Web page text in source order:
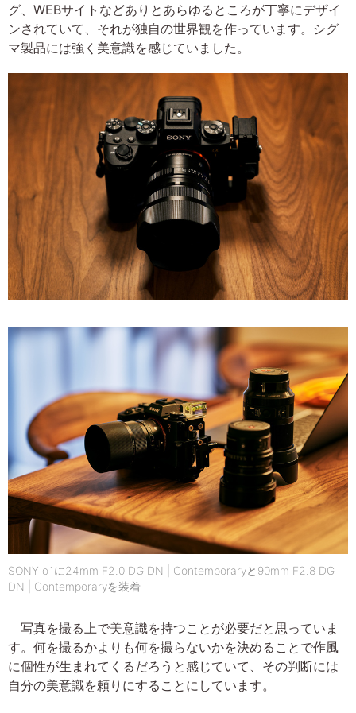
グ、WEBサイトなどありとあらゆるところが丁寧にデザイ
ンされていて、それが独自の世界観を作っています。シグ
マ製品には強く美意識を感じていました。
SONY α1に24mm F2.0 DG DN | Contemporaryと90mm F2.8 DG
DN | Contemporaryを装着
写真を撮る上で美意識を持つことが必要だと思っていま
す。何を撮るかよりも何を撮らないかを決めることで作風
に個性が生まれてくるだろうと感じていて、その判断には
自分の美意識を頼りにすることにしています。